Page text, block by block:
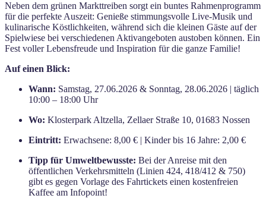
Neben dem grünen Markttreiben sorgt ein buntes Rahmenprogramm
für die perfekte Auszeit: Genieße stimmungsvolle Live-Musik und
kulinarische Köstlichkeiten, während sich die kleinen Gäste auf der
Spielwiese bei verschiedenen Aktivangeboten austoben können. Ein
Fest voller Lebensfreude und Inspiration für die ganze Familie!
Auf einen Blick:
Wann: Samstag, 27.06.2026 & Sonntag, 28.06.2026 | täglich
10:00 – 18:00 Uhr
Wo: Klosterpark Altzella, Zellaer Straße 10, 01683 Nossen
Eintritt: Erwachsene: 8,00 € | Kinder bis 16 Jahre: 2,00 €
Tipp für Umweltbewusste: Bei der Anreise mit den
öffentlichen Verkehrsmitteln (Linien 424, 418/412 & 750)
gibt es gegen Vorlage des Fahrtickets einen kostenfreien
Kaffee am Infopoint!